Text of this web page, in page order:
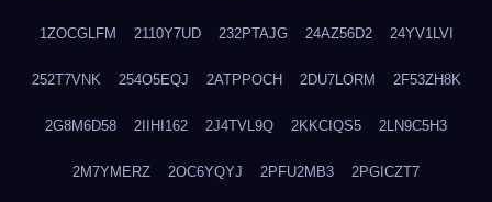
1ZOCGLFM 2110Y7UD 232PTAJG 24AZ56D2 24YV1LVI
252T7VNK 254O5EQJ 2ATPPOCH 2DU7LORM 2F53ZH8K
2G8M6D58 2IIHI162 2J4TVL9Q 2KKCIQS5 2LN9C5H3
2M7YMERZ 2OC6YQYJ 2PFU2MB3 2PGICZT7